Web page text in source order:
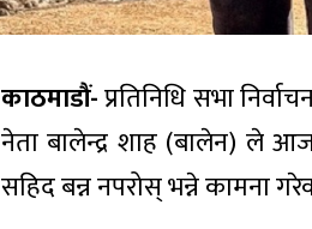
काठमाडौं-प्रतिनिधि सभा
नेता बालेन्द्र शाह (बालेन) ले
सहिद बन्न नपरोस् भन्ने कामना